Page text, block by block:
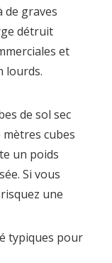
de graves
détruit
et
lourds.
de sol sec
cubes
un poids
Si vous
une
typiques pour